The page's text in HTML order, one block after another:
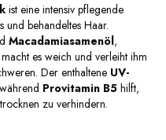
ist eine intensiv pflegende
und behandeltes Haar.
Macadamiasamenöl,
es weich und verleiht ihm
Der enthaltene UV-
Provitamin B5 hilft,
zu verhindern.